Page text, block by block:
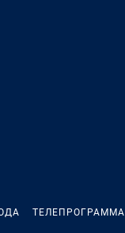
ТЕЛЕПРОГРАММА